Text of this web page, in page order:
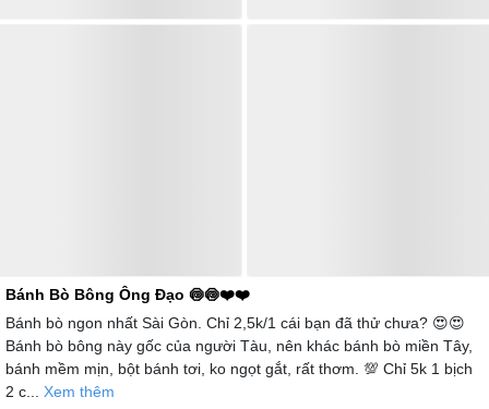
Bánh Bò Bông Ông Đạo 🍥🍥❤️❤️
Bánh bò ngon nhất Sài Gòn. Chỉ 2,5k/1 cái bạn đã thử chưa? 😍😍
Bánh bò bông này gốc của người Tàu, nên khác bánh bò miền Tây,
bánh mềm mịn, bột bánh tơi, ko ngọt gắt, rất thơm. 💯 Chỉ 5k 1 bịch
2 c... Xem thêm